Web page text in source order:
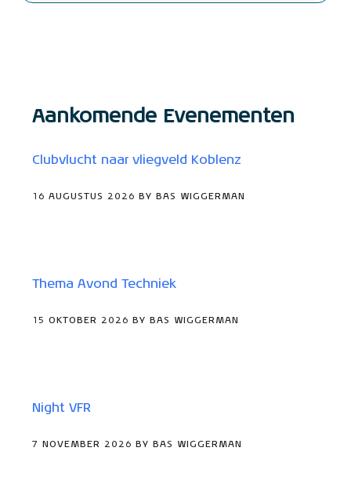
Aankomende Evenementen
Clubvlucht naar vliegveld Koblenz
16 AUGUSTUS 2026 BY BAS WIGGERMAN
Thema Avond Techniek
15 OKTOBER 2026 BY BAS WIGGERMAN
Night VFR
7 NOVEMBER 2026 BY BAS WIGGERMAN